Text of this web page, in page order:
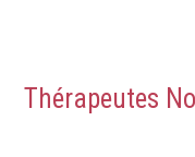
Thérapeutes